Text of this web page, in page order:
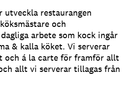
utveckla restaurangen
och
arbete som kock ingår
& kalla köket. Vi serverar
och á la carte för framför allt
allt vi serverar tillagas från